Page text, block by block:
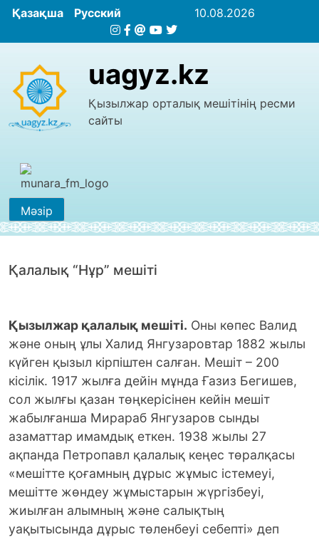
Қазақша Русский 10.08.2026
uagyz.kz
Қызылжар орталық мешітінің ресми
сайты
Мәзір
Қалалық “Нұр” мешіті
Қызылжар қалалық мешіті. Оны көпес Валид
және оның ұлы Халид Янгузаровтар 1882 жылы
күйген қызыл кірпіштен салған. Мешіт – 200
кісілік. 1917 жылға дейін мұнда Ғазиз Бегишев,
сол жылғы қазан төңкерісінен кейін мешіт
жабылғанша Мирараб Янгузаров сынды
азаматтар имамдық еткен. 1938 жылы 27
ақпанда Петропавл қалалық кеңес төралқасы
«мешітте қоғамның дұрыс жұмыс істемеуі,
мешітте жөндеу жұмыстарын жүргізбеуі,
жиылған алымның және салықтың
уақытысында дұрыс төленбеуі себепті» деп